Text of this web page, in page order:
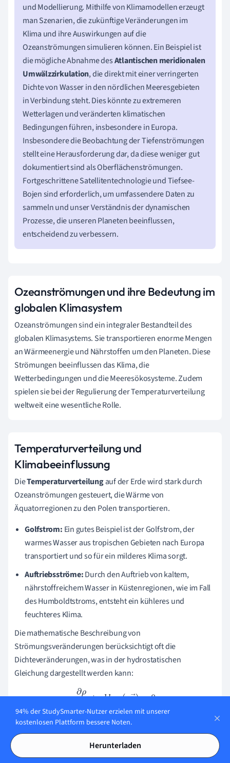
und Modellierung. Mithilfe von Klimamodellen erzeugt
man Szenarien, die zukünftige Veränderungen im
Klima und ihre Auswirkungen auf die
Ozeanströmungen simulieren können. Ein Beispiel ist
die mögliche Abnahme desAtlantischen meridionalen
Umwälzzirkulation, die direkt mit einer verringerten
Dichte von Wasser in den nördlichen Meeresgebieten
in Verbindung steht. Dies könnte zu extremeren
Wetterlagen und veränderten klimatischen
Bedingungen führen, insbesondere in Europa.
Insbesondere die Beobachtung der Tiefenströmungen
stellt eine Herausforderung dar, da diese weniger gut
dokumentiert sind als Oberflächenströmungen.
Fortgeschrittene Satellitentechnologie und Tiefsee-
Bojen sind erforderlich, um umfassendere Daten zu
sammeln und unser Verständnis der dynamischen
Prozesse, die unseren Planeten beeinflussen,
entscheidend zu verbessern.
Ozeanströmungen und ihre Bedeutung im
globalen Klimasystem
Ozeanströmungen sind ein integraler Bestandteil des
globalen Klimasystems. Sie transportieren enorme Mengen
an Wärmeenergie und Nährstoffen um den Planeten. Diese
Strömungen beeinflussen das Klima, die
Wetterbedingungen und die Meeresökosysteme. Zudem
spielen sie bei der Regulierung der Temperaturverteilung
weltweit eine wesentliche Rolle.
Temperaturverteilung und
Klimabeeinflussung
DieTemperaturverteilungauf der Erde wird stark durch
Ozeanströmungen gesteuert, die Wärme von
Äquatorregionen zu den Polen transportieren.
Golfstrom: Ein gutes Beispiel ist der Golfstrom, der
warmes Wasser aus tropischen Gebieten nach Europa
transportiert und so für ein milderes Klima sorgt.
Auftriebsströme:Durch den Auftrieb von kaltem,
nährstoffreichem Wasser in Küstenregionen, wie im Fall
des Humboldtstroms, entsteht ein kühleres und
feuchteres Klima.
Die mathematische Beschreibung von
Strömungsveränderungen berücksichtigt oft die
Dichteveränderungen, was in der hydrostatischen
Gleichung dargestellt werden kann:
∂ρ∂t+abla⋅(ρu→)=0
Hierbei istρ die Dichte des Wassers,
→
Strömungsgeschwindigkeit.
94% der StudySmarter-Nutzer erzielen mit unserer
kostenlosen Plattform bessere Noten.
Herunterladen